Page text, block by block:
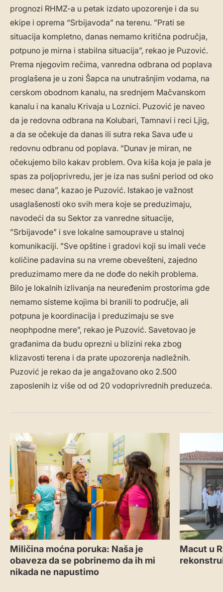
prognozi RHMZ-a u petak izdato upozorenje i da su
ekipe i oprema “Srbijavoda” na terenu. ”Prati se
situacija kompletno, danas nemamo kritična područja,
potpuno je mirna i stabilna situacija”, rekao je Puzović.
Prema njegovim rečima, vanredna odbrana od poplava
proglašena je u zoni Šapca na unutrašnjim vodama, na
cerskom obodnom kanalu, na srednjem Mačvanskom
kanalu i na kanalu Krivaja u Loznici. Puzović je naveo
da je redovna odbrana na Kolubari, Tamnavi i reci Ljig,
a da se očekuje da danas ili sutra reka Sava uđe u
redovnu odbranu od poplava. ”Dunav je miran, ne
očekujemo bilo kakav problem. Ova kiša koja je pala je
spas za poljoprivredu, jer je iza nas sušni period od oko
mesec dana”, kazao je Puzović. Istakao je važnost
usaglašenosti oko svih mera koje se preduzimaju,
navodeći da su Sektor za vanredne situacije,
”Srbijavode” i sve lokalne samouprave u stalnoj
komunikaciji. ”Sve opštine i gradovi koji su imali veće
količine padavina su na vreme obevešteni, zajedno
preduzimamo mere da ne dođe do nekih problema.
Bilo je lokalnih izlivanja na neuređenim prostorima gde
nemamo sisteme kojima bi branili to područje, ali
potpuna je koordinacija i preduzimaju se sve
neophpodne mere”, rekao je Puzović. Savetovao je
građanima da budu oprezni u blizini reka zbog
klizavosti terena i da prate upozorenja nadležnih.
Puzović je rekao da je angažovano oko 2.500
zaposlenih iz više od od 20 vodoprivrednih preduzeća.
VESTI
Miličina moćna poruka: Naša je
obaveza da se pobrinemo da ih mi
nikada ne napustimo
Macut u